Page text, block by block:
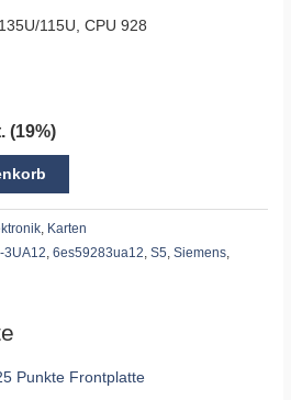
115U, CPU 928
(19%)
, Karten
3UA12,6es59283ua12,S5,Siemens,